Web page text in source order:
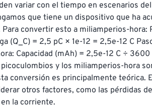
variar con el tiempo en escenarios
que tiene un dispositivo que ha
convertir esto a miliamperios-hora:
(Q_C) = 2,5 pC × 1e-12 = 2,5e-12 C
Capacidad (mAh) = 2,5e-12 C ÷
y los miliamperios-hora
conversión es principalmente teórica.
otros factores, como las pérdidas
la corriente.